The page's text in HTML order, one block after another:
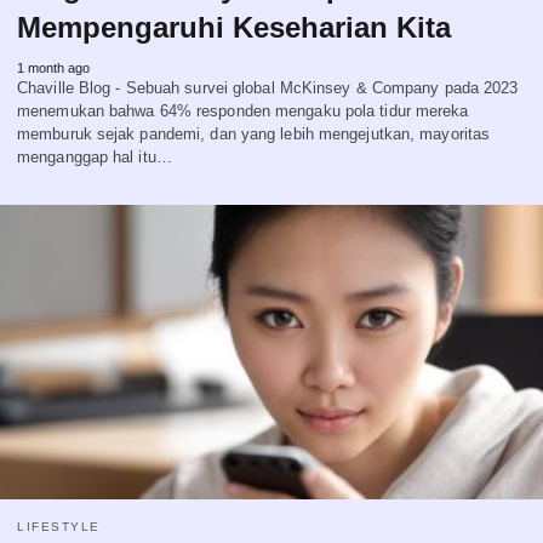
Mempengaruhi Keseharian Kita
1 month ago
Chaville Blog - Sebuah survei global McKinsey & Company pada 2023
menemukan bahwa 64% responden mengaku pola tidur mereka
memburuk sejak pandemi, dan yang lebih mengejutkan, mayoritas
menganggap hal itu…
LIFESTYLE